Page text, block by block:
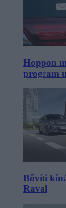
Hoppon
program
Bővíti
Raval